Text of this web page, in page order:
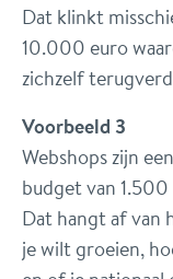
Dat klinkt
10.000 euro
zichzelf
Voorbeeld 3
Webshops zijn
budget van
Dat hangt af van
je wilt groeien,